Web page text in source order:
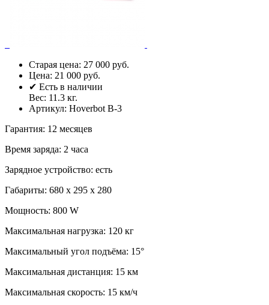
Старая цена: 27 000 руб.
Цена: 21 000 руб.
✔ Есть в наличии
Вес: 11.3 кг.
Артикул: Hoverbot B-3
Гарантия: 12 месяцев
Время заряда: 2 часа
Зарядное устройство: есть
Габариты: 680 х 295 х 280
Мощность: 800 W
Максимальная нагрузка: 120 кг
Максимальный угол подъёма: 15°
Максимальная дистанция: 15 км
Максимальная скорость: 15 км/ч